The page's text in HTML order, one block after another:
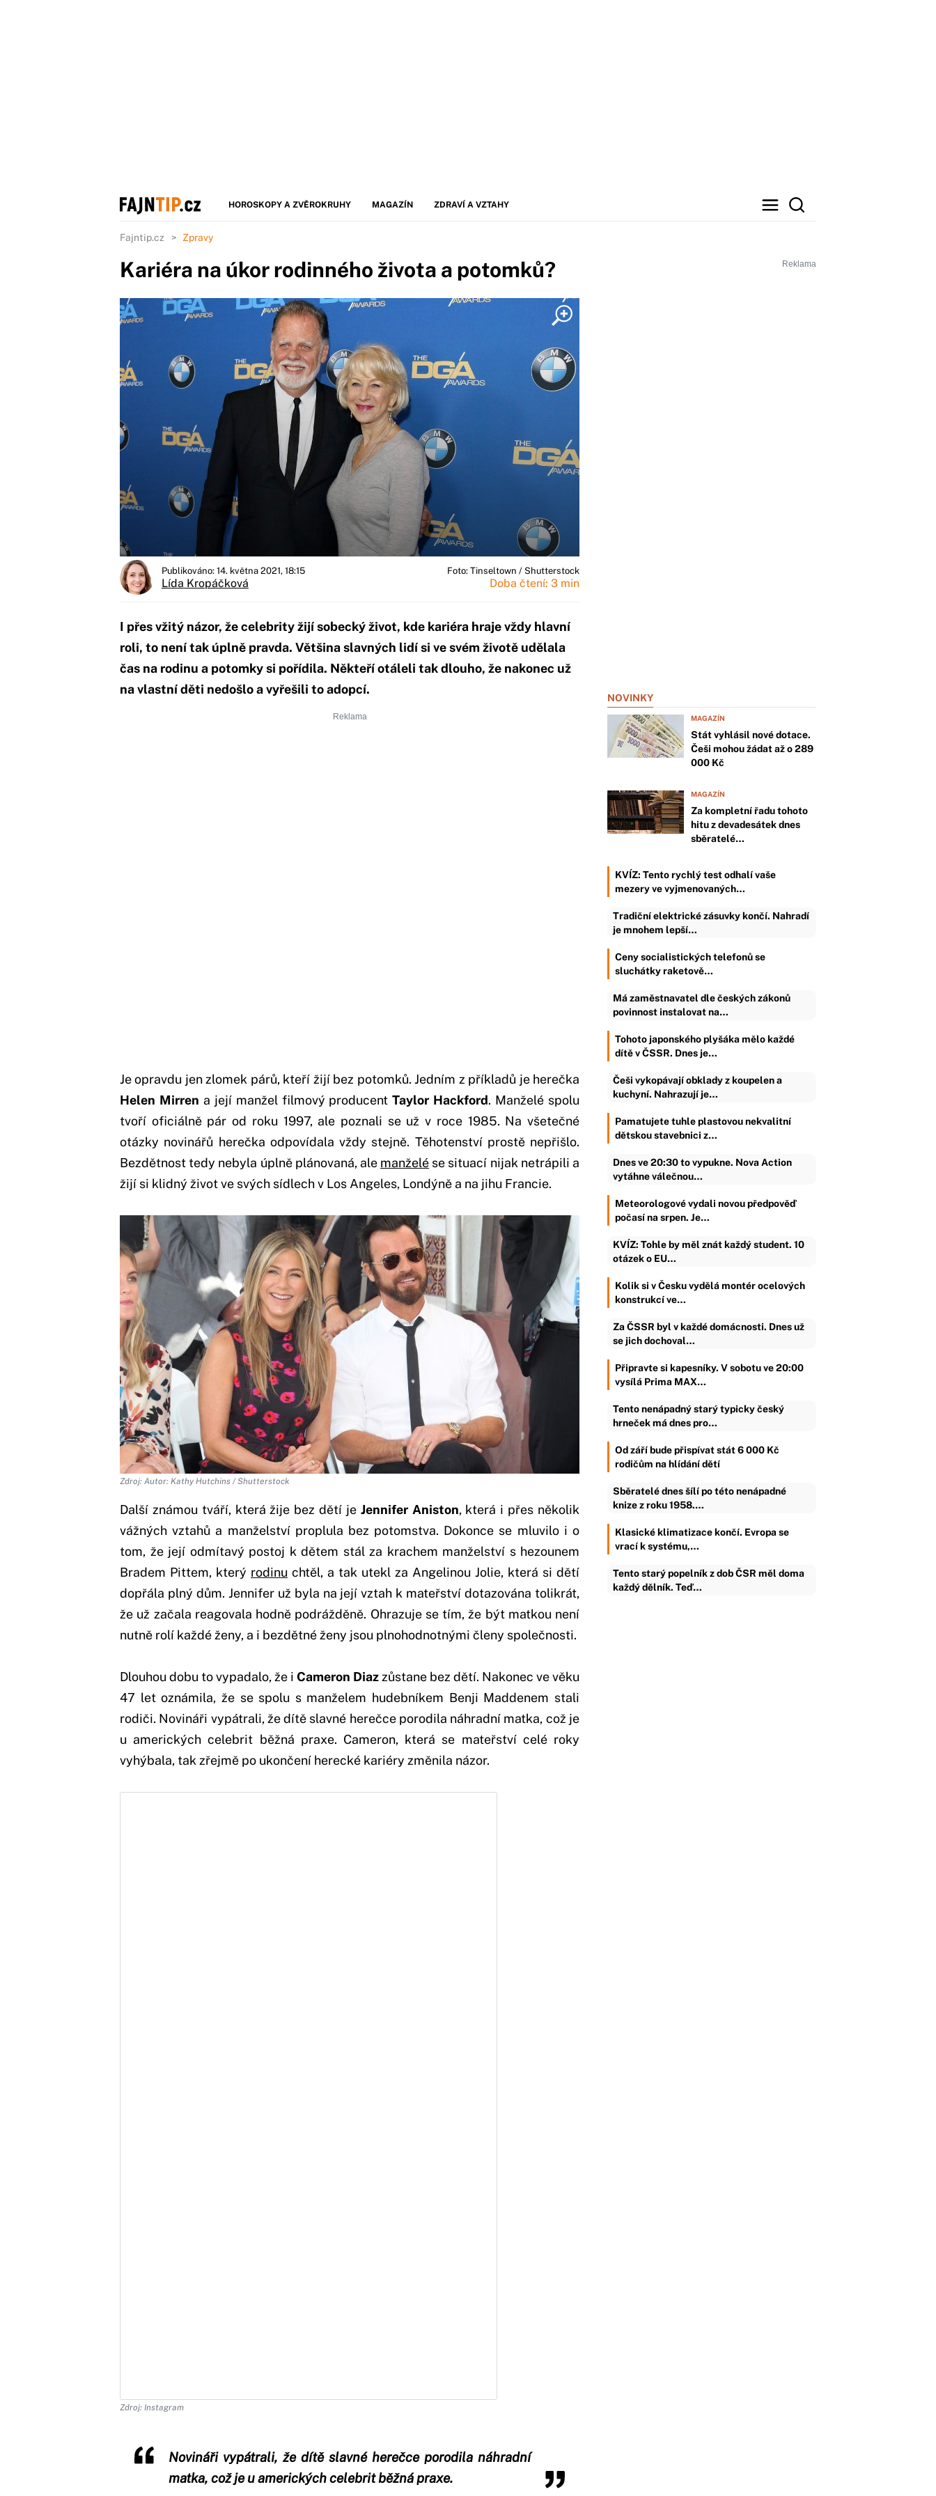
HOROSKOPY A ZVĚROKRUHY MAGAZÍN ZDRAVÍ A VZTAHY
Fajntip.cz Zpravy
Kariéra na úkor rodinného života a potomků?
Publikováno: 14. května 2021, 18:15
Lída Kropáčková
Foto: Tinseltown / Shutterstock
Doba čtení: 3 min
I přes vžitý názor, že celebrity žijí sobecký život, kde kariéra hraje vždy hlavní
roli, to není tak úplně pravda. Většina slavných lidí si ve svém životě udělala
čas na rodinu a potomky si pořídila. Někteří otáleli tak dlouho, že nakonec už
na vlastní děti nedošlo a vyřešili to adopcí.
Je opravdu jen zlomek párů, kteří žijí bez potomků. Jedním z příkladů je herečka
Helen Mirren a její manžel filmový producentTaylor Hackford. Manželé spolu
tvoří oficiálně pár od roku 1997, ale poznali se už v roce 1985. Na všetečné
otázky novinářů herečka odpovídala vždy stejně. Těhotenství prostě nepřišlo.
Bezdětnost tedy nebyla úplně plánovaná, ale manželé se situací nijak netrápili a
žijí si klidný život ve svých sídlech v Los Angeles, Londýně a na jihu Francie.
Zdroj: Autor: Kathy Hutchins / Shutterstock
Další známou tváří, která žije bez dětí je Jennifer Aniston, která i přes několik
vážných vztahů a manželství proplula bez potomstva. Dokonce se mluvilo i o
tom, že její odmítavý postoj k dětem stál za krachem manželství s hezounem
Bradem Pittem, který rodinu chtěl, a tak utekl za Angelinou Jolie, která si dětí
dopřála plný dům. Jennifer už byla na její vztah k mateřství dotazována tolikrát,
že už začala reagovala hodně podrážděně. Ohrazuje se tím, že být matkou není
nutně rolí každé ženy, a i bezdětné ženy jsou plnohodnotnými členy společnosti.
Dlouhou dobu to vypadalo, že i Cameron Diazzůstane bez dětí. Nakonec ve věku
47 let oznámila, že se spolu s manželem hudebníkem Benji Maddenem stali
rodiči. Novináři vypátrali, že dítě slavné herečce porodila náhradní matka, což je
u amerických celebrit běžná praxe. Cameron, která se mateřství celé roky
vyhýbala, tak zřejmě po ukončení herecké kariéry změnila názor.
Zdroj: Instagram
Novináři vypátrali, že dítě slavné herečce porodila náhradní
matka, což je u amerických celebrit běžná praxe.
NOVINKY
MAGAZÍN
Stát vyhlásil nové dotace.
Češi mohou žádat až o 289
000 Kč
MAGAZÍN
Za kompletní řadu tohoto
hitu z devadesátek dnes
sběratelé…
KVÍZ: Tento rychlý test odhalí vaše
mezery ve vyjmenovaných…
Tradiční elektrické zásuvky končí. Nahradí
je mnohem lepší…
Ceny socialistických telefonů se
sluchátky raketově…
Má zaměstnavatel dle českých zákonů
povinnost instalovat na…
Tohoto japonského plyšáka mělo každé
dítě v ČSSR. Dnes je…
Češi vykopávají obklady z koupelen a
kuchyní. Nahrazují je…
Pamatujete tuhle plastovou nekvalitní
dětskou stavebnici z…
Dnes ve 20:30 to vypukne. Nova Action
vytáhne válečnou…
Meteorologové vydali novou předpověď
počasí na srpen. Je…
KVÍZ: Tohle by měl znát každý student. 10
otázek o EU…
Kolik si v Česku vydělá montér ocelových
konstrukcí ve…
Za ČSSR byl v každé domácnosti. Dnes už
se jich dochoval…
Připravte si kapesníky. V sobotu ve 20:00
vysílá Prima MAX…
Tento nenápadný starý typicky český
hrneček má dnes pro…
Od září bude přispívat stát 6 000 Kč
rodičům na hlídání dětí
Sběratelé dnes šílí po této nenápadné
knize z roku 1958.…
Klasické klimatizace končí. Evropa se
vrací k systému,…
Tento starý popelník z dob ČSR měl doma
každý dělník. Teď…